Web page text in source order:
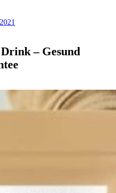
– Gesund